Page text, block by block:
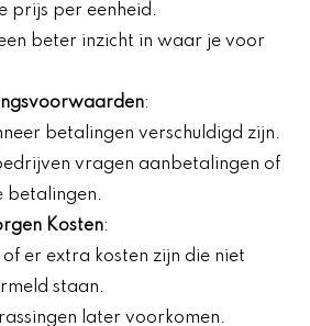
prijs per eenheid.
beter inzicht in waar je voor
:
betalingen verschuldigd zijn.
vragen aanbetalingen of
betalingen.
Kosten:
er extra kosten zijn die niet
staan.
later voorkomen.